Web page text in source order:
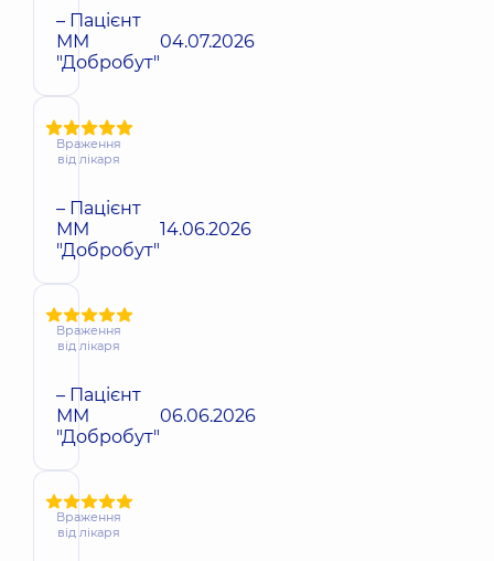
– Пацієнт
ММ
"Добробут"
04.07.2026
Враження
від лікаря
– Пацієнт
ММ
"Добробут"
14.06.2026
Враження
від лікаря
– Пацієнт
ММ
"Добробут"
06.06.2026
Враження
від лікаря